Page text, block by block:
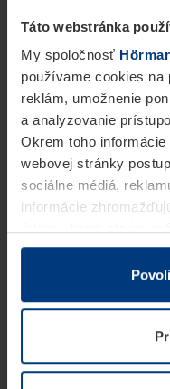
Táto webstránka
My spoločnosť
používame cookies na
reklám, umožnenie
a analyzovanie
Okrem toho
webovej stránky
sociálne médiá,
informácie
v rámci Vášho
Z právneho hľadiska
prevádzku tejto
potrebujeme Vaše
kedykoľvek zmeniť